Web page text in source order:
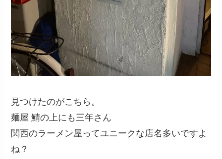
見つけたのがこちら。
麺屋 鯖の上にも三年さん
関西のラーメン屋ってユニークな店名多いですよ
ね？